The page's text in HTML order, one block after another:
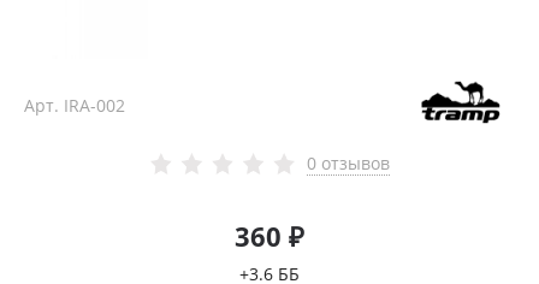
Арт. IRA-002
0 отзывов
360 ₽
+3.6 ББ